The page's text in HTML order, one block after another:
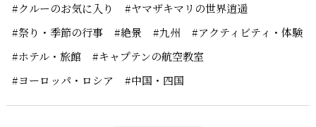
#クルーのお気に入り
#ヤマザキマリの世界逍遥
#祭り・季節の行事
#絶景 #九州
#アクティビティ・体験
#ホテル・旅館
#キャプテンの航空教室
#ヨーロッパ・ロシア
#中国・四国